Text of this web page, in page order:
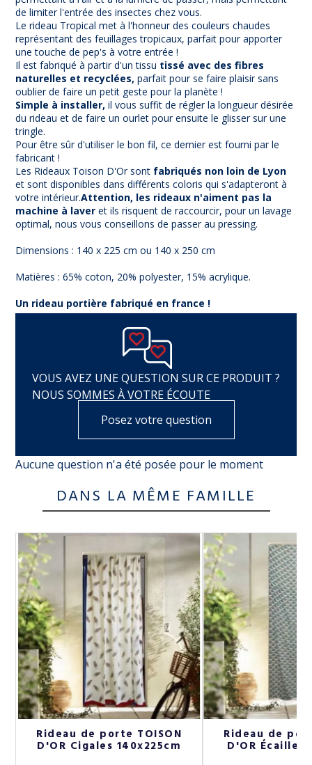
de limiter l'entrée des insectes chez vous.
Le rideau Tropical met à l'honneur des couleurs chaudes
représentant des feuillages tropicaux, parfait pour apporter
une touche de pep's à votre entrée !
Il est fabriqué à partir d'un tissu tissé avec des fibres
naturelles et recyclées, parfait pour se faire plaisir sans
oublier de faire un petit geste pour la planète !
Simple à installer, il vous suffit de régler la longueur désirée
du rideau et de faire un ourlet pour ensuite le glisser sur une
tringle.
Pour être sûr d'utiliser le bon fil, ce dernier est fourni par le
fabricant !
Les Rideaux Toison D'Or sont fabriqués non loin de Lyon
et sont disponibles dans différents coloris qui s'adapteront à
votre intérieur.Attention, les rideaux n'aiment pas la
machine à laver et ils risquent de raccourcir, pour un lavage
optimal, nous vous conseillons de passer au pressing.
Dimensions : 140 x 225 cm ou 140 x 250 cm
Matières : 65% coton, 20% polyester, 15% acrylique.
Un rideau portière fabriqué en france !
VOUS AVEZ UNE QUESTION SUR CE PRODUIT ?
NOUS SOMMES À VOTRE ÉCOUTE
Posez votre question
Aucune question n'a été posée pour le moment
DANS LA MÊME FAMILLE
Rideau de porte TOISON
D'OR Cigales 140x225cm
Rideau de
D'OR